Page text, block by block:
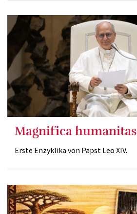
Magnifica humanitas
Erste Enzyklika von Papst Leo XIV.